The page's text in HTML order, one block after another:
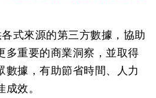
式來源的第三方數據，協助
多重要的商業洞察，並取得
數據，有助節省時間、人力
效。